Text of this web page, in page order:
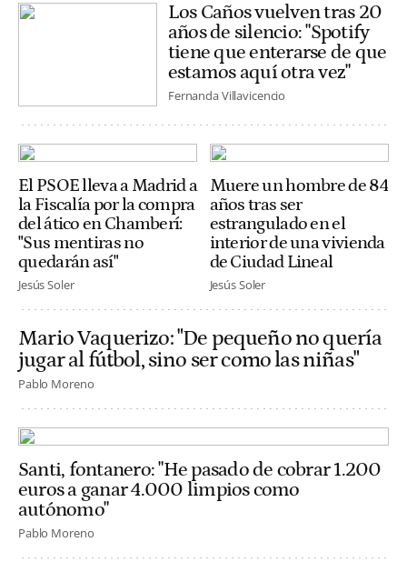
Los Caños vuelven tras 20
años de silencio: "Spotify
tiene que enterarse de que
estamos aquí otra vez"
Fernanda Villavicencio
El PSOE lleva a Madrid a
la Fiscalía por la compra
del ático en Chamberí:
"Sus mentiras no
quedarán así"
Jesús Soler
Muere un hombre de 84
años tras ser
estrangulado en el
interior de una vivienda
de Ciudad Lineal
Jesús Soler
Mario Vaquerizo: "De pequeño no quería
jugar al fútbol, sino ser como las niñas"
Pablo Moreno
Santi, fontanero: "He pasado de cobrar 1.200
euros a ganar 4.000 limpios como
autónomo"
Pablo Moreno